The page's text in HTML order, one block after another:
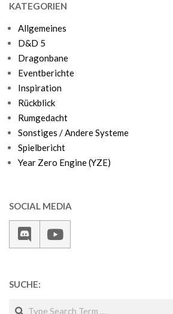
KATEGORIEN
Allgemeines
D&D 5
Dragonbane
Eventberichte
Inspiration
Rückblick
Rumgedacht
Sonstiges / Andere Systeme
Spielbericht
Year Zero Engine (YZE)
SOCIAL MEDIA
SUCHE:
Search